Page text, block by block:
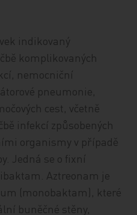
indikovaný
komplikovaných
nemocniční
pneumonie,
cest, včetně
infekcí způsobených
organismy v případě
Jedná se o fixní
Aztreonam je
(monobaktam), které
buněčné stěny,